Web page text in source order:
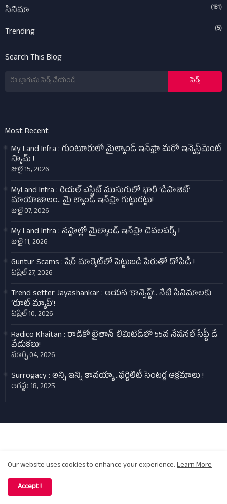
సినిమా (181)
Trending (5)
Search This Blog
Most Recent
My Land Infra : గుంటూరులో మైల్యాండ్ ఇన్‌ఫ్రా మరో ఇన్వెస్ట్‌మెంట్
స్కామ్ !
జులై 15, 2026
MyLand Infra : రియల్ ఎస్టేట్ ముసుగులో భారీ ‘డిపాజిట్’
మాయాజాలం.. మై ల్యాండ్ ఇన్‌ఫ్రా గుట్టురట్టు!
జులై 07, 2026
My Land Infra : నష్టాల్లో మైల్యాండ్ ఇన్‌ఫ్రా డెవలపర్స్ !
జులై 11, 2026
Guntur Scams : షేర్ మార్కెట్‌లో పెట్టుబడి పేరుతో దోపిడీ !
ఏప్రిల్ 27, 2026
Trend setter Jayashankar : ఆయన ‘కాన్సెప్ట్’.. నేటి సినిమాలకు
‘రూట్ మ్యాప్’!
ఏప్రిల్ 10, 2026
Radico Khaitan : రాడికో ఖైతాన్ లిమిటెడ్‌లో 55వ నేషనల్ సేఫ్టీ డే
వేడుకలు!
మార్చి 04, 2026
Surrogacy : అన్ని ఇన్ని కావయ్యా...ఫర్టిలిటీ సెంటర్ల ఆక్రమాలు !
ఆగస్టు 18, 2025
and Created by
Our website uses cookies to enhance your experience.Learn More
Accept !